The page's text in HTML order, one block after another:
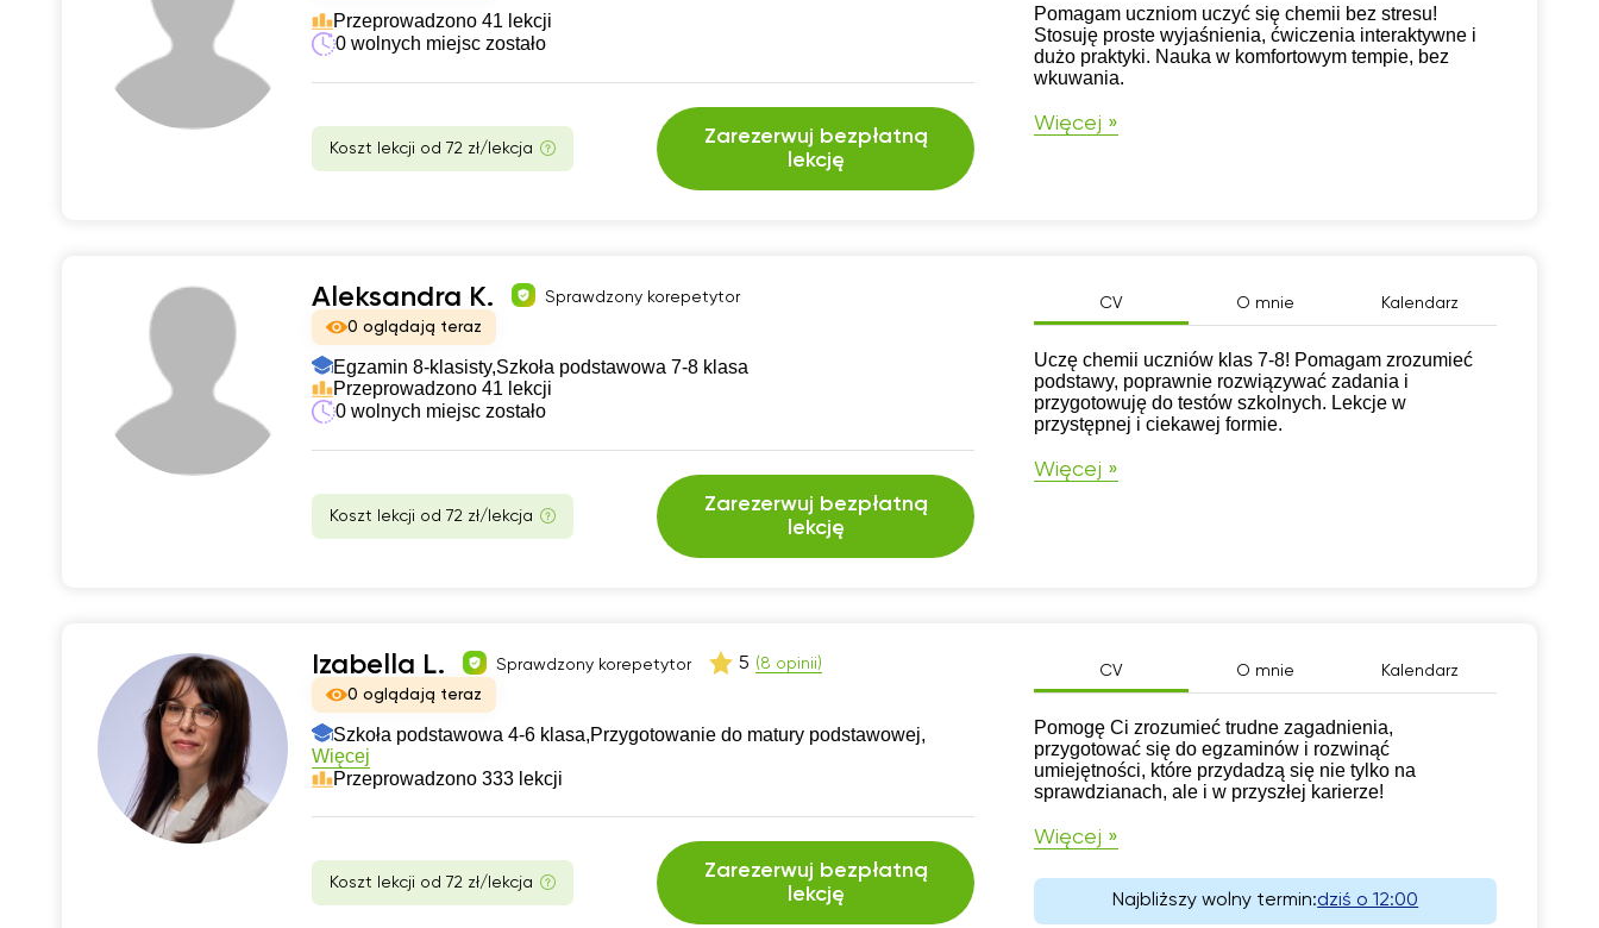
Przeprowadzono 41 lekcji
0 wolnych miejsc zostało
Koszt lekcji od 72 zł/lekcja
Zarezerwuj bezpłatną
lekcję
CV
Pomagam uczniom uczyć się chemii bez stresu!
Stosuję proste wyjaśnienia, ćwiczenia interaktywne i
dużo praktyki. Nauka w komfortowym tempie, bez
wkuwania.
Więcej »
Aleksandra K.
Sprawdzony korepetytor
0 oglądają teraz
Egzamin 8-klasisty,Szkoła podstawowa 7-8 klasa
Przeprowadzono 41 lekcji
0 wolnych miejsc zostało
Koszt lekcji od 72 zł/lekcja
Zarezerwuj bezpłatną
lekcję
CV O mnie Kalendarz
CV
Uczę chemii uczniów klas 7-8! Pomagam zrozumieć
podstawy, poprawnie rozwiązywać zadania i
przygotowuję do testów szkolnych. Lekcje w
przystępnej i ciekawej formie.
Więcej »
Izabella L. Sprawdzony korepetytor 5 (8 opinii)
0 oglądają teraz
Szkoła podstawowa 4-6 klasa,Przygotowanie do matury podstawowej,
Więcej
Przeprowadzono 333 lekcji
Koszt lekcji od 72 zł/lekcja
Zarezerwuj bezpłatną
lekcję
CV O mnie Kalendarz
CV
Pomogę Ci zrozumieć trudne zagadnienia,
przygotować się do egzaminów i rozwinąć
umiejętności, które przydadzą się nie tylko na
sprawdzianach, ale i w przyszłej karierze!
Więcej »
Najbliższy wolny termin:dziś o 12:00